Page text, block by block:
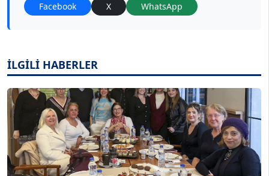
Facebook X WhatsApp
İLGİLİ HABERLER